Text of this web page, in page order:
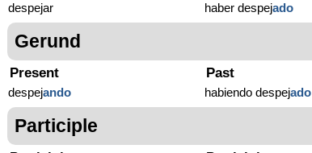
despejar haber despejado
Gerund
Present
despejando
Past
habiendo despejado
Participle